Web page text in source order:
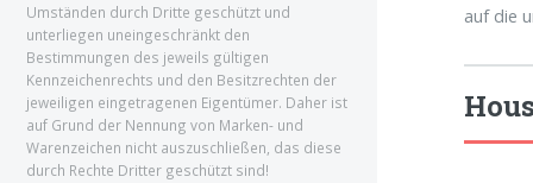
auf die
Umständen durch Dritte geschützt und
unterliegen uneingeschränkt den
Bestimmungen des jeweils gültigen
Kennzeichenrechts und den Besitzrechten der
jeweiligen eingetragenen Eigentümer. Daher ist
auf Grund der Nennung von Marken- und
Warenzeichen nicht auszuschließen, das diese
durch Rechte Dritter geschützt sind!